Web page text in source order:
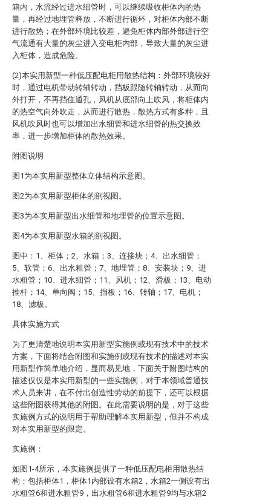
箱内，水流经过进水细管时，可以继续吸收柜体内的热
量，再经过地埋管释放，不断进行循环，对柜体内部不断
进行散热；在外部环境比较差，避免柜体内部外部进行空
气流通有大量的灰尘进入变电柜内部，导致大量的灰尘进
入柜体，造成危险。
(2)本实用新型一种低压配电柜用散热结构：外部环境较好
时，通过电机带动转轴转动，挡板跟随转轴转动，从而向
外打开，不再挡住通孔，风机从底部向上吹风，将柜体内
的热空气向外吹走，从而进行散热，散热方式有多种，且
风机吹风时也可以增加出水细管和进水细管的热交换效
率，进一步增加柜体的散热效果。
附图说明
图1为本实用新型整体立体结构示意图。
图2为本实用新型柜体的剖视图。
图3为本实用新型出水细管和地埋管的位置示意图。
图4为本实用新型水箱的剖视图。
图中：1、柜体；2、水箱；3、连接块；4、出水细管；
5、软管；6、出水粗管；7、地埋管；8、安装块；9、进
水粗管；10、进水细管；11、风机；12、滑板；13、电动
推杆；14、单向阀；15、挡板；16、转轴；17、电机；
18、滤板。
具体实施方式
为了更清楚地说明本实用新型实施例或现有技术中的技术
方案，下面将结合附图和实施例或现有技术的描述对本实
用新型作简单地介绍，显而易见地，下面关于附图结构的
描述仅仅是本实用新型的一些实施例，对于本领域普通技
术人员来讲，在不付出创造性劳动的前提下，还可以根据
这些附图获得其他的附图。在此需要说明的是，对于这些
实施例方式的说明用于帮助理解本实用新型，但并不构成
对本实用新型的限定。
实施例：
如图1-4所示，本实施例提供了一种低压配电柜用散热结
构；包括柜体1，柜体1内部设有水箱2，水箱2一侧设有出
水粗管6和进水粗管9，出水粗管6和进水粗管9均与水箱2